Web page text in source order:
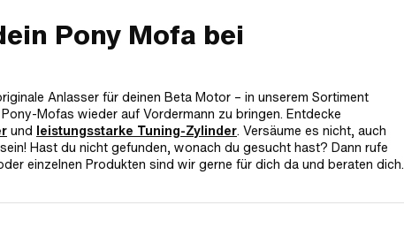
Pony Mofa bei
Anlasser für deinen Beta Motor – in unserem Sortiment
Mofas wieder auf Vordermann zu bringen. Entdecke
und leistungsstarke Tuning-Zylinder. Versäume es nicht, auch
Hast du nicht gefunden, wonach du gesucht hast? Dann rufe
einzelnen Produkten sind wir gerne für dich da und beraten dich.